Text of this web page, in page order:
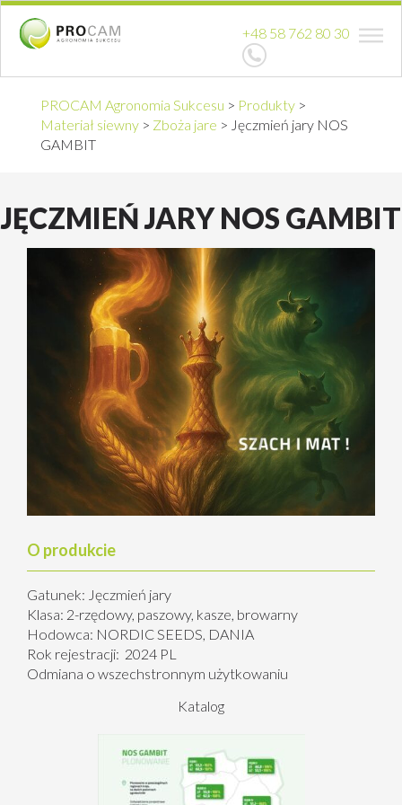
+48 58 762 80 30
PROCAM Agronomia Sukcesu > Produkty >
Materiał siewny > Zboża jare > Jęczmień jary NOS
GAMBIT
JĘCZMIEŃ JARY NOS GAMBIT
O produkcie
Gatunek: Jęczmień jary
Klasa: 2-rzędowy, paszowy, kasze, browarny
Hodowca: NORDIC SEEDS, DANIA
Rok rejestracji: 2024 PL
Odmiana o wszechstronnym użytkowaniu
Katalog